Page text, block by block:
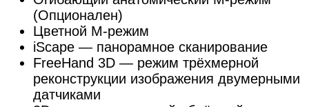
(Опционален)
Цветной М-режим
iScape — панорамное сканирование
FreeHand 3D — режим трёхмерной
реконструкции изображения двумерными
датчиками